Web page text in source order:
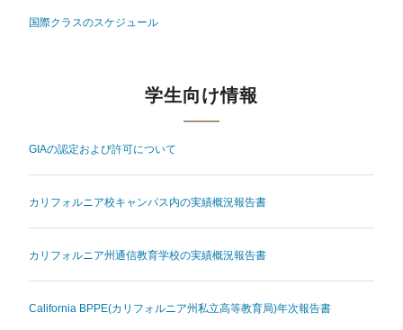
国際クラスのスケジュール
学生向け情報
GIAの認定および許可について
カリフォルニア校キャンパス内の実績概況報告書
カリフォルニア州通信教育学校の実績概況報告書
California BPPE(カリフォルニア州私立高等教育局)年次報告書